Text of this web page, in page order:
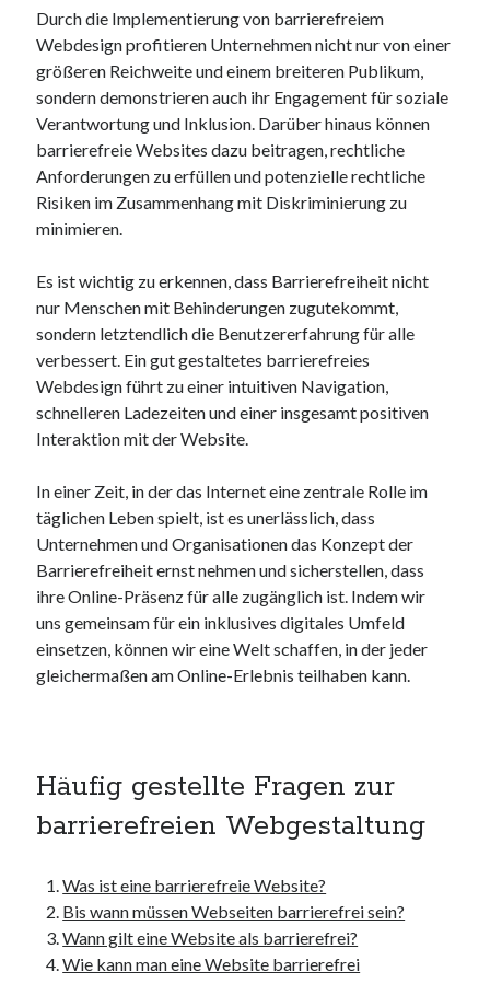
Juli 2024
Juni 2024
Mai 2024
April 2024
März 2024
Februar 2024
Januar 2024
Dezember 2023
November 2023
Kategorien
barrierefreie website
din
din 18040
fachkraft
ferienhaus
ferienwohnung mit pflegebett nordsee
ferienwohnungen
fewo
firmenumzug
grundschule
gymnasium
haus
hause
nach
nordsee urlaub
ostsee urlaub
osze
privatumzug
rollstuhlgerechte ferienwohnung
Durch die Implementierung von barrierefreiem
Webdesign profitieren Unternehmen nicht nur von einer
größeren Reichweite und einem breiteren Publikum,
sondern demonstrieren auch ihr Engagement für soziale
Verantwortung und Inklusion. Darüber hinaus können
barrierefreie Websites dazu beitragen, rechtliche
Anforderungen zu erfüllen und potenzielle rechtliche
Risiken im Zusammenhang mit Diskriminierung zu
minimieren.
Es ist wichtig zu erkennen, dass Barrierefreiheit nicht
nur Menschen mit Behinderungen zugutekommt,
sondern letztendlich die Benutzererfahrung für alle
verbessert. Ein gut gestaltetes barrierefreies
Webdesign führt zu einer intuitiven Navigation,
schnelleren Ladezeiten und einer insgesamt positiven
Interaktion mit der Website.
In einer Zeit, in der das Internet eine zentrale Rolle im
täglichen Leben spielt, ist es unerlässlich, dass
Unternehmen und Organisationen das Konzept der
Barrierefreiheit ernst nehmen und sicherstellen, dass
ihre Online-Präsenz für alle zugänglich ist. Indem wir
uns gemeinsam für ein inklusives digitales Umfeld
einsetzen, können wir eine Welt schaffen, in der jeder
gleichermaßen am Online-Erlebnis teilhaben kann.
Häufig gestellte Fragen zur
barrierefreien Webgestaltung
Was ist eine barrierefreie Website?
Bis wann müssen Webseiten barrierefrei sein?
Wann gilt eine Website als barrierefrei?
Wie kann man eine Website barrierefrei